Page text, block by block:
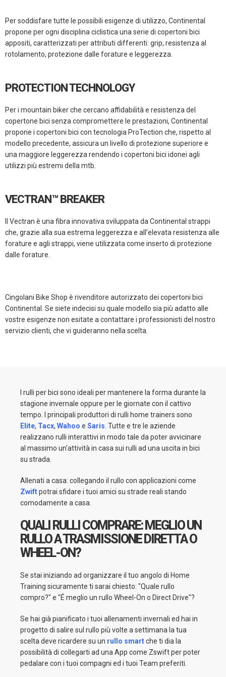
Per soddisfare tutte le possibili esigenze di utilizzo, Continental
propone per ogni disciplina ciclistica una serie di copertoni bici
appositi, caratterizzati per attributi differenti: grip, resistenza al
rotolamento, protezione dalle forature e leggerezza.
PROTECTION TECHNOLOGY
Per i mountain biker che cercano affidabilità e resistenza del
copertone bici senza compromettere le prestazioni, Continental
propone i copertoni bici con tecnologia ProTection che, rispetto al
modello precedente, assicura un livello di protezione superiore e
una maggiore leggerezza rendendo i copertoni bici idonei agli
utilizzi più estremi della mtb.
VECTRAN™ BREAKER
Il Vectran è una fibra innovativa sviluppata da Continental strappi
che, grazie alla sua estrema leggerezza e all’elevata resistenza alle
forature e agli strappi, viene utilizzata come inserto di protezione
dalle forature.
Cingolani Bike Shop è rivenditore autorizzato dei copertoni bici
Continental. Se siete indecisi su quale modello sia più adatto alle
vostre esigenze non esitate a contattare i professionisti del nostro
servizio clienti, che vi guideranno nella scelta.
I rulli per bici sono ideali per mantenere la forma durante la
stagione invernale oppure per le giornate con il cattivo
tempo. I principali produttori di rulli home trainers sono
Elite, Tacx, Wahoo e Saris . Tutte e tre le aziende
realizzano rulli interattivi in modo tale da poter avvicinare
al massimo un'attività in casa sui rulli ad una uscita in bici
su strada.
Allenati a casa: collegando il rullo con applicazioni come
Zwiftpotrai sfidare i tuoi amici su strade reali stando
comodamente a casa.
QUALI RULLI COMPRARE: MEGLIO UN
RULLO A TRASMISSIONE DIRETTA O
WHEEL-ON?
Se stai iniziando ad organizzare il tuo angolo di Home
Training sicuramente ti sarai chiesto: "Quale rullo
compro?" e "É meglio un rullo Wheel-On o Direct Drive"?
Se hai già pianificato i tuoi allenamenti invernali ed hai in
progetto di salire sul rullo più volte a settimana la tua
scelta deve ricardere su un rullo smartche ti dia la
possibilità di collegarti ad una App come Zswift per poter
pedalare con i tuoi compagni ed i tuoi Team preferiti.